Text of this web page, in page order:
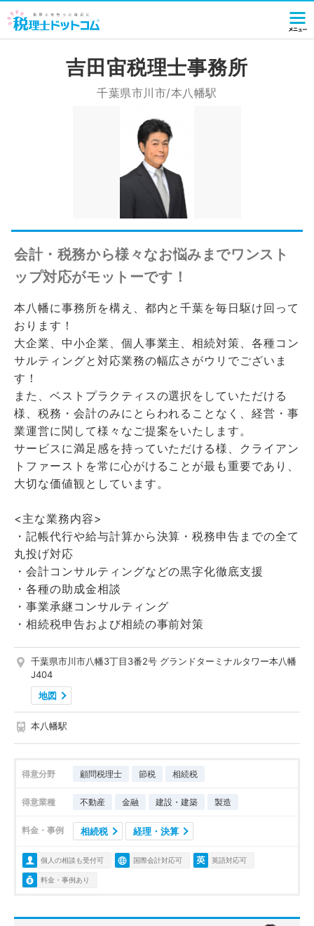
吉田宙税理士事務所
千葉県市川市/本八幡駅
会計・税務から様々なお悩みまでワンスト
ップ対応がモットーです！
本八幡に事務所を構え、都内と千葉を毎日駆け回って
おります！
大企業、中小企業、個人事業主、相続対策、各種コン
サルティングと対応業務の幅広さがウリでございま
す！
また、ベストプラクティスの選択をしていただける
様、税務・会計のみにとらわれることなく、経営・事
業運営に関して様々なご提案をいたします。
サービスに満足感を持っていただける様、クライアン
トファーストを常に心がけることが最も重要であり、
大切な価値観としています。
<主な業務内容>
・記帳代行や給与計算から決算・税務申告までの全て
丸投げ対応
・会計コンサルティングなどの黒字化徹底支援
・各種の助成金相談
・事業承継コンサルティング
・相続税申告および相続の事前対策
千葉県市川市八幡3丁目3番2号 グランドターミナルタワー本八幡
J404
地図
本八幡駅
得意分野 顧問税理士 節税 相続税
得意業種 不動産 金融 建設・建築 製造
料金・事例 相続税 経理・決算
個人の相談も受付可 国際会計対応可 英語対応可
料金・事例あり